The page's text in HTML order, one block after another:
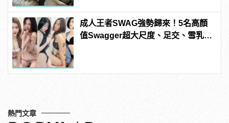
成人王者SWAG強勢歸來！5名高顏
值Swagger超大尺度、足交、雪乳、
熱門文章